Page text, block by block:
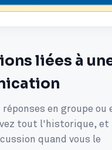
liées à
en groupe ou
tout l'historique, et
quand vous le